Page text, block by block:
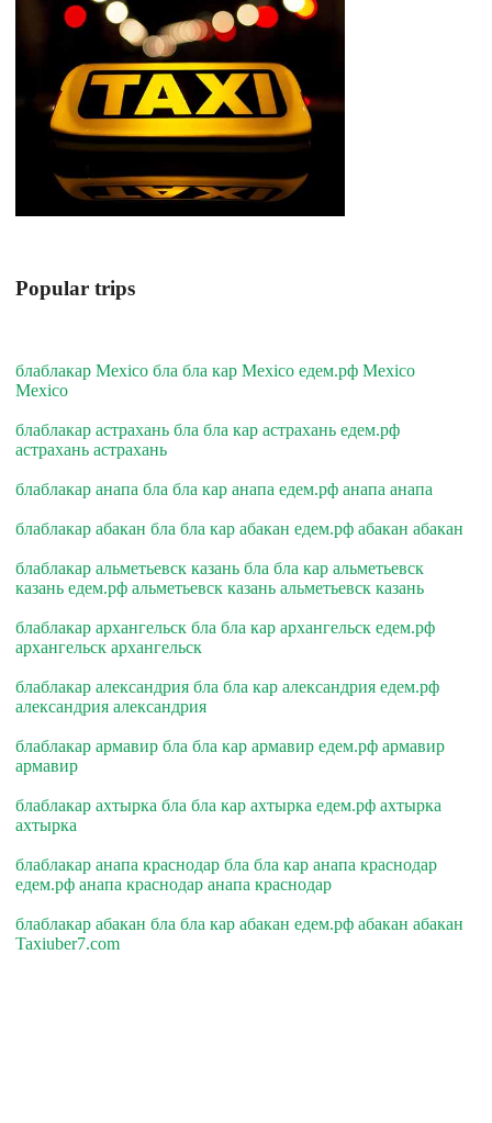
Popular trips
блаблакар Mexico бла бла кар Mexico едем.рф Mexico
Mexico
блаблакар астрахань бла бла кар астрахань едем.рф
астрахань астрахань
блаблакар анапа бла бла кар анапа едем.рф анапа анапа
блаблакар абакан бла бла кар абакан едем.рф абакан абакан
блаблакар альметьевск казань бла бла кар альметьевск
казань едем.рф альметьевск казань альметьевск казань
блаблакар архангельск бла бла кар архангельск едем.рф
архангельск архангельск
блаблакар александрия бла бла кар александрия едем.рф
александрия александрия
блаблакар армавир бла бла кар армавир едем.рф армавир
армавир
блаблакар ахтырка бла бла кар ахтырка едем.рф ахтырка
ахтырка
блаблакар анапа краснодар бла бла кар анапа краснодар
едем.рф анапа краснодар анапа краснодар
блаблакар абакан бла бла кар абакан едем.рф абакан абакан
Taxiuber7.com